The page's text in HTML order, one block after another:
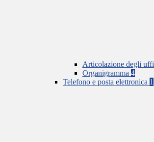
Articolazione degli
Organigramma 4
Telefono e posta elettronica 1